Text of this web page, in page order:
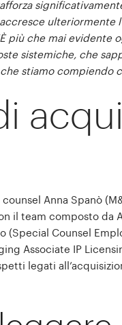
ulteriormente
più che mai evidente
sistemiche, che
stiamo compiendo
Anna Spanò
il team composto da
(Special Counsel
Associate IP
legati